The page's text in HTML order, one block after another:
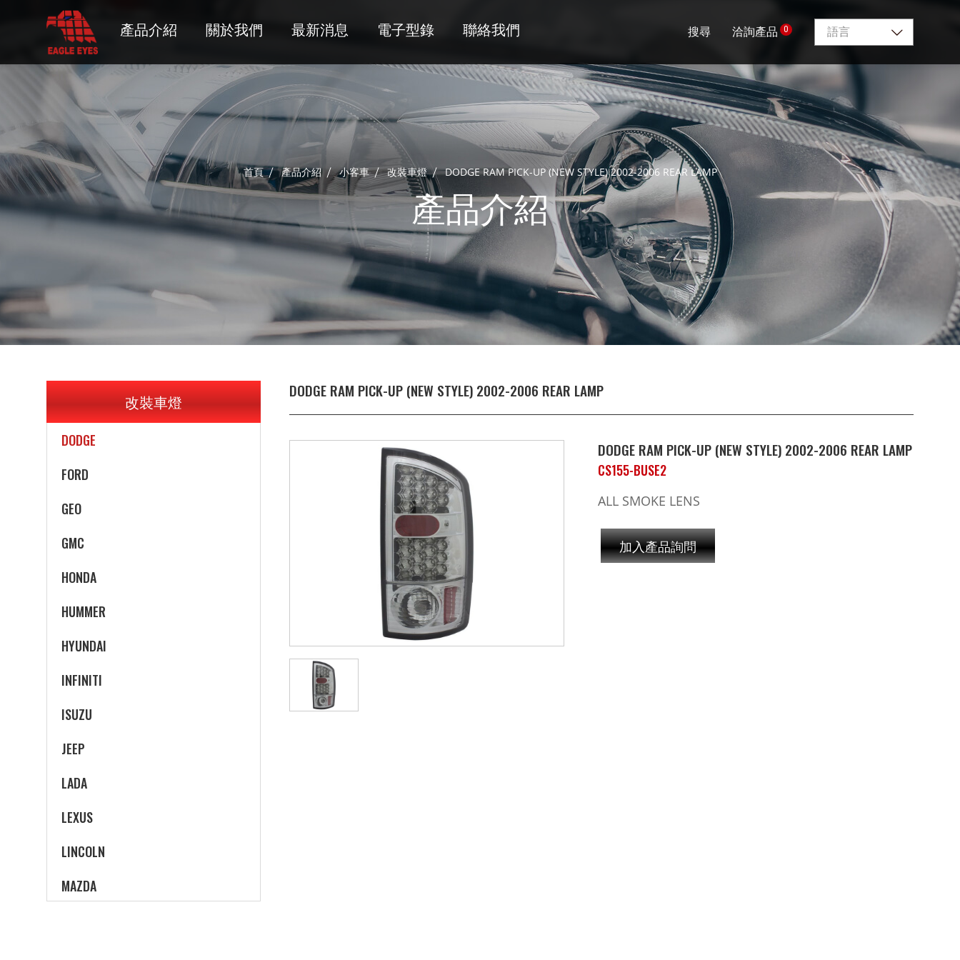
產品介紹 關於我們 最新消息 電子型錄 聯絡我們 搜尋 洽詢產品 0 語言
首頁 產品介紹 小客車 改裝車燈 DODGE RAM PICK-UP (NEW STYLE) 2002-2006 REAR LAMP
產品介紹
改裝車燈
ACURA
ALFA ROMEO
AUDI
BMW
CHRYSLER
DODGE
FORD
GEO
GMC
HONDA
HUMMER
HYUNDAI
INFINITI
ISUZU
JEEP
LADA
LEXUS
LINCOLN
MAZDA
DODGE RAM PICK-UP (NEW STYLE) 2002-2006 REAR LAMP
DODGE RAM PICK-UP (NEW STYLE) 2002-2006 REAR LAMP
CS155-BUSE2
ALL SMOKE LENS
加入產品詢問